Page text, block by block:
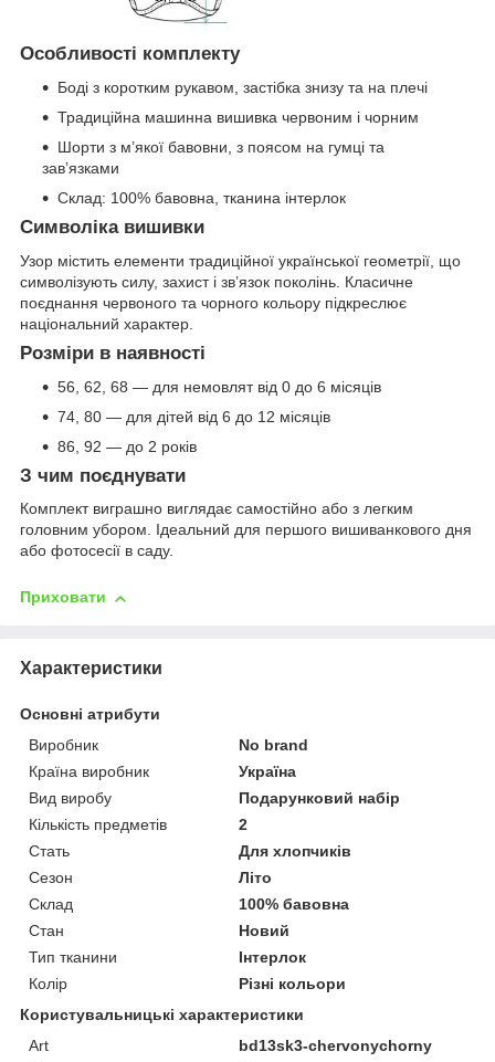
Особливості комплекту
Боді з коротким рукавом, застібка знизу та на плечі
Традиційна машинна вишивка червоним і чорним
Шорти з м’якої бавовни, з поясом на гумці та
зав’язками
Склад: 100% бавовна, тканина інтерлок
Символіка вишивки
Узор містить елементи традиційної української геометрії, що
символізують силу, захист і зв’язок поколінь. Класичне
поєднання червоного та чорного кольору підкреслює
національний характер.
Розміри в наявності
56, 62, 68 — для немовлят від 0 до 6 місяців
74, 80 — для дітей від 6 до 12 місяців
86, 92 — до 2 років
З чим поєднувати
Комплект виграшно виглядає самостійно або з легким
головним убором. Ідеальний для першого вишиванкового дня
або фотосесії в саду.
Приховати
Характеристики
Основні атрибути
Виробник
No brand
Країна виробник
Україна
Вид виробу
Подарунковий набір
Кількість предметів
2
Стать
Для хлопчиків
Сезон
Літо
Склад
100% бавовна
Стан
Новий
Тип тканини
Інтерлок
Колір
Різні кольори
Користувальницькі характеристики
Art
bd13sk3-chervonychorny